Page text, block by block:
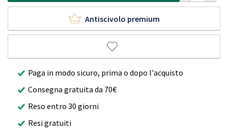
Antiscivolo premium
Paga in modo sicuro, prima o dopo l'acquisto
Consegna gratuita da 70€
Reso entro 30 giorni
Resi gratuiti